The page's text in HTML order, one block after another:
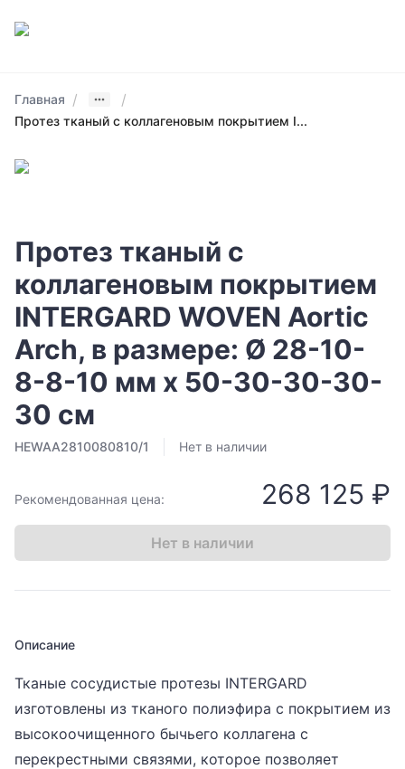
Главная / /
Протез тканый с коллагеновым покрытием I...
Протез тканый с
коллагеновым покрытием
INTERGARD WOVEN Aortic
Arch, в размере: Ø 28-10-
8-8-10 мм х 50-30-30-30-
30 см
HEWAA2810080810/1 Нет в наличии
Рекомендованная цена: 268 125 ₽
Нет в наличии
Описание
Тканые сосудистые протезы INTERGARD
изготовлены из тканого полиэфира с покрытием из
высокоочищенного бычьего коллагена с
перекрестными связями, которое позволяет